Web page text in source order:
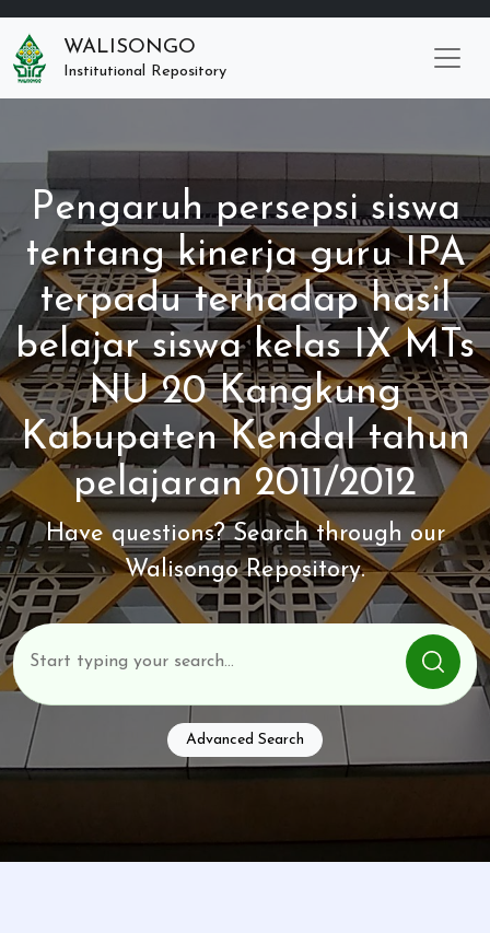
WALISONGO
Institutional Repository
Pengaruh persepsi siswa
tentang kinerja guru IPA
terpadu terhadap hasil
belajar siswa kelas IX MTs
NU 20 Kangkung
Kabupaten Kendal tahun
pelajaran 2011/2012
Have questions? Search through our
Walisongo Repository.
Advanced Search